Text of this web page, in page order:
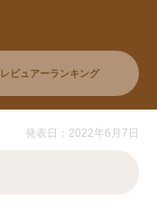
レビュアーランキング
発表日：2022年6月7日